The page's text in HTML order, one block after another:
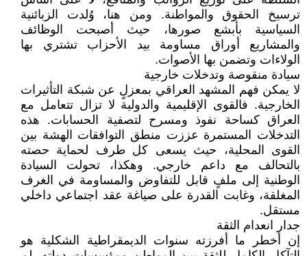
ترسيخ الحقوق والمواطنة. ومن هنا، وُلدت الزبائنية
السياسية بأبشع صورها، حيث أصبحت الوظائف
والمشاريع أوراق مساومة بيد الأحزاب تشتري بها
الولاءات وتضمن بها الأصوات.
سيادة منقوصة وتدخلات خارجية
لا يمكن فهم المشهد العراقي بمعزلٍ عن شبكة التأثيرات
الخارجية. فالقوى الإقليمية والدولية لا تزال تتعامل مع
العراق كساحة نفوذ ومسرح لتصفية الحسابات. هذه
التدخلات المستمرة عززت منطق التوافقات الهشة بين
القوى المحلية، حيث يسعى كل طرف لحماية حصته
بالتحالف مع داعم خارجي. وهكذا، تحولت السيادة
الوطنية إلى ملفٍ قابل للتفاوض والمساومة في الغرف
المغلقة، وغابت القدرة على صياغة عقد اجتماعي داخلي
مستقل.
جدار انعدام الثقة
إن أخطر ما أفرزته سنوات الديمقراطية الشكلية هو